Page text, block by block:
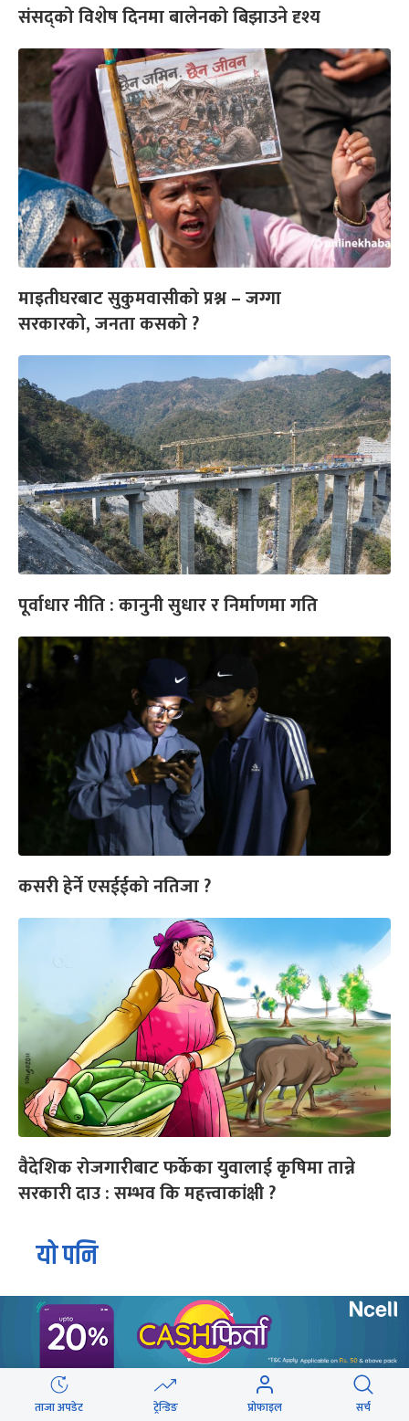
संसद्को विशेष दिनमा बालेनको बिझाउने दृश्य
माइतीघरबाट सुकुमवासीको प्रश्न – जग्गा
सरकारको, जनता कसको ?
पूर्वाधार नीति : कानुनी सुधार र निर्माणमा गति
कसरी हेर्ने एसईईको नतिजा ?
वैदेशिक रोजगारीबाट फर्केका युवालाई कृषिमा तान्ने
सरकारी दाउ : सम्भव कि महत्त्वाकांक्षी ?
यो पनि
ताजा अपडेट ट्रेन्डिङ प्रोफाइल सर्च